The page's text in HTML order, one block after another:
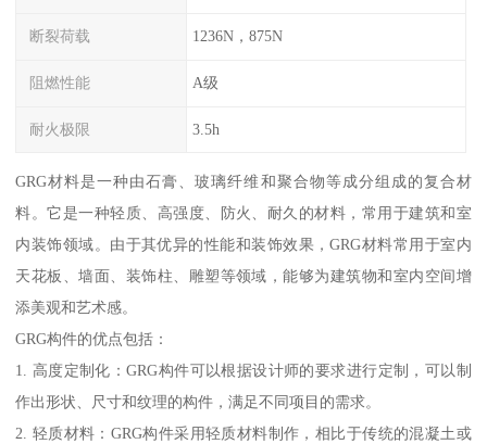
断裂荷载 1236N，875N
阻燃性能 A级
耐火极限 3.5h
GRG材料是一种由石膏、玻璃纤维和聚合物等成分组成的复合材
料。它是一种轻质、高强度、防火、耐久的材料，常用于建筑和室
内装饰领域。由于其优异的性能和装饰效果，GRG材料常用于室内
天花板、墙面、装饰柱、雕塑等领域，能够为建筑物和室内空间增
添美观和艺术感。
GRG构件的优点包括：
1. 高度定制化：GRG构件可以根据设计师的要求进行定制，可以制
作出形状、尺寸和纹理的构件，满足不同项目的需求。
2. 轻质材料：GRG构件采用轻质材料制作，相比于传统的混凝土或